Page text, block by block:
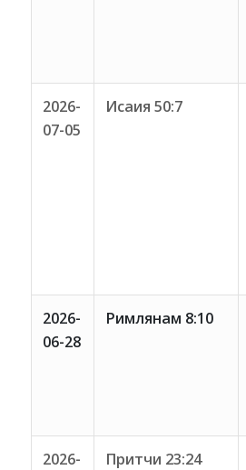
2026-
07-05
Исаия 50:7
2026-
06-28
Римлянам 8:10
2026-
Притчи 23:24